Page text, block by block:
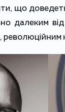
що
далеким
революційним